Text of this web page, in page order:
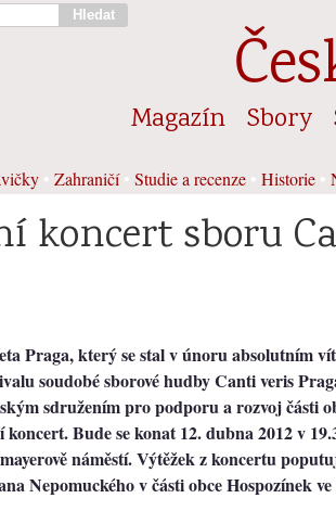
Hledat
Magazín Sbory
Zahraničí• Studie a recenze Historie
koncert sboru
Praga, který se stal v únoru absolutním
soudobé sborové hudby Canti veris
sdružením pro podporu a rozvoj části
Bude se konat 12. dubna 2012 v
náměstí. Výtěžek z koncertu
Nepomuckého v části obce Hospozínek ve